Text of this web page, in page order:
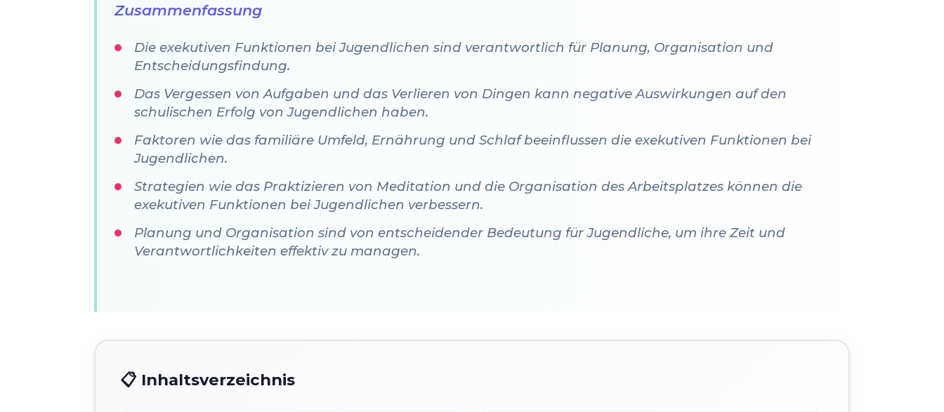
Zusammenfassung
Die exekutiven Funktionen bei Jugendlichen sind verantwortlich für Planung, Organisation und
Entscheidungsfindung.
Das Vergessen von Aufgaben und das Verlieren von Dingen kann negative Auswirkungen auf den
schulischen Erfolg von Jugendlichen haben.
Faktoren wie das familiäre Umfeld, Ernährung und Schlaf beeinflussen die exekutiven Funktionen bei
Jugendlichen.
Strategien wie das Praktizieren von Meditation und die Organisation des Arbeitsplatzes können die
exekutiven Funktionen bei Jugendlichen verbessern.
Planung und Organisation sind von entscheidender Bedeutung für Jugendliche, um ihre Zeit und
Verantwortlichkeiten effektiv zu managen.
📋 Inhaltsverzeichnis